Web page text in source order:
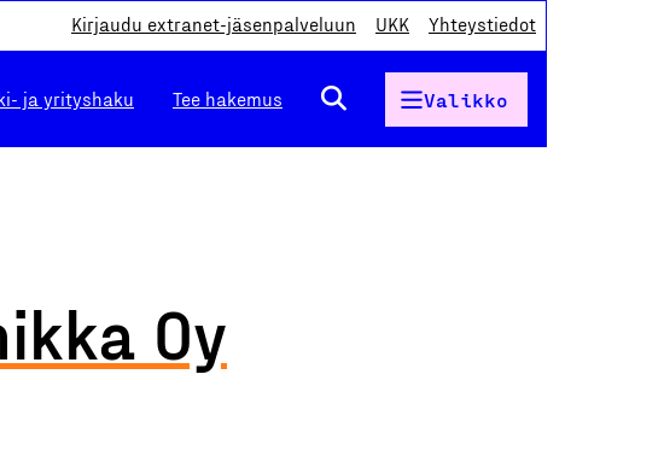
Kirjaudu extranet-jäsenpalveluun UKK Yhteystiedot
ja yrityshaku Tee hakemus Valikko
Oy